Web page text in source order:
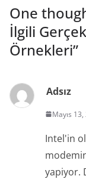
One
İlgili
Örnekleri”
Adsız
Mayıs
Intel'in
yapiyor.